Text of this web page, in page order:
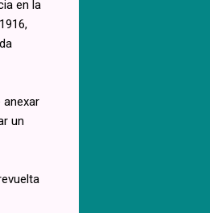
en la
anexar
un